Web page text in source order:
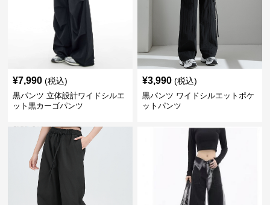
¥7,990 (税込)
黒パンツ 立体設計ワイドシルエ
ット黒カーゴパンツ
¥3,990 (税込)
黒パンツ ワイドシルエットポケ
ットパンツ